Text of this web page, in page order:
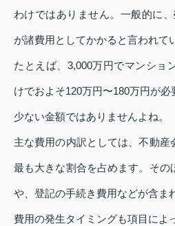
わけではありません。一般的に、
が諸費用としてかかると言われて
たとえば、3,000万円でマンショ
けでおよそ120万円〜180万円が
少ない金額ではありませんよね。
主な費用の内訳としては、不動
最も大きな割合を占めます。その
や、登記の手続き費用などが含ま
費用の発生タイミングも項目によ